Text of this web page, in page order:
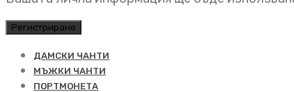
Регистриране
ДАМСКИ ЧАНТИ
МЪЖКИ ЧАНТИ
ПОРТМОНЕТА